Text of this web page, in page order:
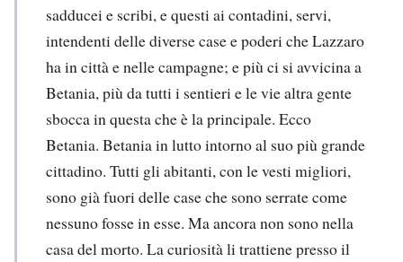
sadducei e scribi, e questi ai contadini, servi,
intendenti delle diverse case e poderi che Lazzaro
ha in città e nelle campagne; e più ci si avvicina a
Betania, più da tutti i sentieri e le vie altra gente
sbocca in questa che è la principale. Ecco
Betania. Betania in lutto intorno al suo più grande
cittadino. Tutti gli abitanti, con le vesti migliori,
sono già fuori delle case che sono serrate come
nessuno fosse in esse. Ma ancora non sono nella
casa del morto. La curiosità li trattiene presso il